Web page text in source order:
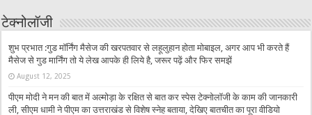
टेक्नोलॉजी
शुभ प्रभात :गुड मॉर्निंग मैसेज की खरपतवार से लहूलुहान होता मोबाइल, अगर आप भी करते हैं
मैसेज से गुड मार्निंग तो ये लेख आपके ही लिये है, जरूर पढ़ें और फिर समझें
August 12, 2025
पीएम मोदी ने मन की बात में अल्मोड़ा के रक्षित से बात कर स्पेस टेक्नोलॉजी के काम की जानकारी
ली, सीएम धामी ने पीएम का उत्तराखंड से विशेष स्नेह बताया, देखिए बातचीत का पूरा वीडियो